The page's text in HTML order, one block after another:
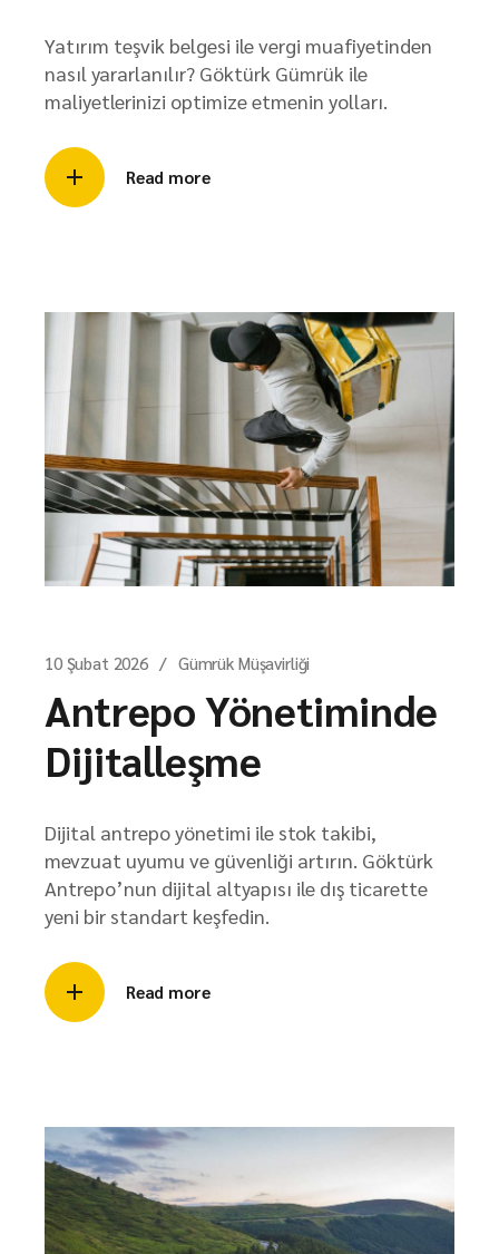
Yatırım teşvik belgesi ile vergi muafiyetinden
nasıl yararlanılır? Göktürk Gümrük ile
maliyetlerinizi optimize etmenin yolları.
Read more
10 Şubat 2026 Gümrük Müşavirliği
Antrepo Yönetiminde
Dijitalleşme
Dijital antrepo yönetimi ile stok takibi,
mevzuat uyumu ve güvenliği artırın. Göktürk
Antrepo’nun dijital altyapısı ile dış ticarette
yeni bir standart keşfedin.
Read more